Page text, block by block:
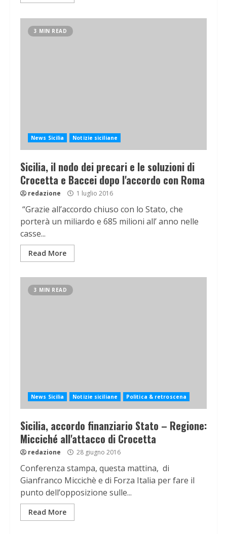
3 MIN READ
News Sicilia Notizie siciliane
Sicilia, il nodo dei precari e le soluzioni di
Crocetta e Baccei dopo l'accordo con Roma
redazione 1 luglio 2016
“Grazie all’accordo chiuso con lo Stato, che
porterà un miliardo e 685 milioni all’ anno nelle
casse...
Read More
3 MIN READ
News Sicilia Notizie siciliane Politica & retroscena
Sicilia, accordo finanziario Stato – Regione:
Micciché all'attacco di Crocetta
redazione 28 giugno 2016
Conferenza stampa, questa mattina, di
Gianfranco Miccichè e di Forza Italia per fare il
punto dell’opposizione sulle...
Read More